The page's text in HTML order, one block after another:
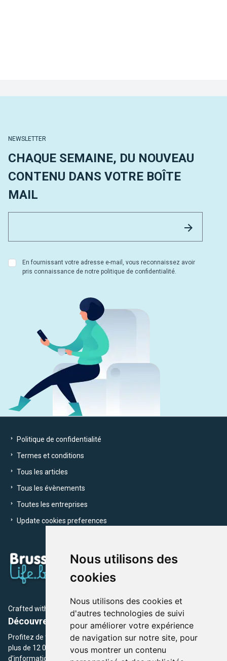
Nous utilisons des
cookies
Nous utilisons des cookies et
d'autres technologies de suivi
pour améliorer votre expérience
de navigation sur notre site, pour
vous montrer un contenu
NEWSLETTER
CHAQUE SEMAINE, DU NOUVEAU
CONTENU DANS VOTRE BOÎTE
MAIL
En fournissant votre adresse e-mail, vous reconnaissez avoir
pris connaissance de notre politique de confidentialité.
Politique de confidentialité
Termes et conditions
Tous les articles
Tous les évènements
Toutes les entreprises
Update cookies preferences
Crafted with by Brusselslife Team
Découvrez plus de 12 000 adresses et événements
Profitez de toutes les sections de BrusselsLife.be et découvrez
plus de 12 000 adresses et un grand choix d'événements,
d'informations et de conseils et astuces de notre écriture.